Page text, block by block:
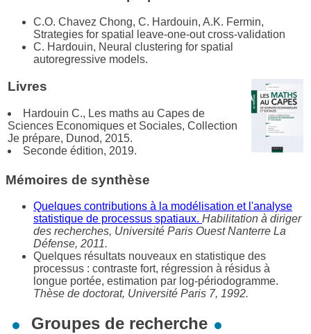
C.O. Chavez Chong, C. Hardouin, A.K. Fermin,
Strategies for spatial leave-one-out cross-validation
C. Hardouin, Neural clustering for spatial
autoregressive models.
Livres
Hardouin C., Les maths au Capes de
Sciences Economiques et Sociales, Collection
Je prépare, Dunod, 2015.
Seconde édition, 2019.
Mémoires de synthèse
Quelques contributions à la modélisation et l'analyse
statistique de processus spatiaux. Habilitation à diriger
des recherches, Université Paris Ouest Nanterre La
Défense, 2011.
Quelques résultats nouveaux en statistique des
processus : contraste fort, régression à résidus à
longue portée, estimation par log-périodogramme.
Thèse de doctorat, Université Paris 7, 1992.
Groupes de recherche